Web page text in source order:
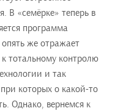
В «семёрке» теперь в
программа
же отражает
тотальному контролю
и так
которых о какой-то
Однако, вернемся к